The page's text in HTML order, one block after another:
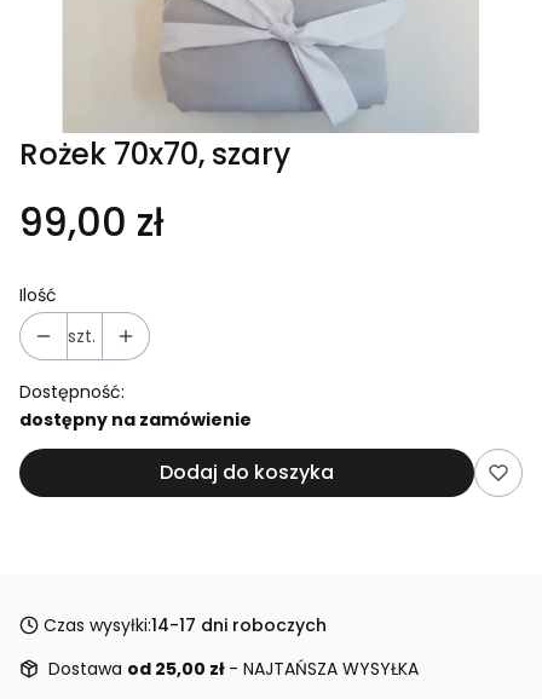
Rożek 70x70, szary
99,00 zł
Ilość
szt.
Dostępność:
dostępny na zamówienie
Dodaj do koszyka
Czas wysyłki:14-17 dni roboczych
Dostawa od 25,00 zł - NAJTAŃSZA WYSYŁKA